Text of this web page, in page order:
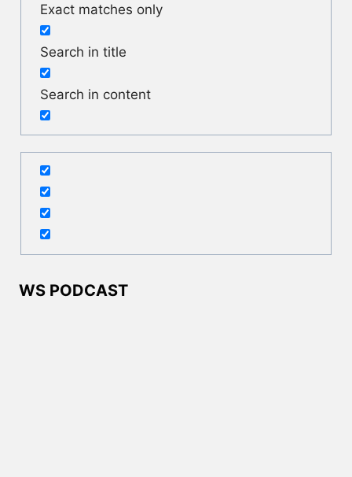
Exact matches only
Search in title
Search in content
WS PODCAST